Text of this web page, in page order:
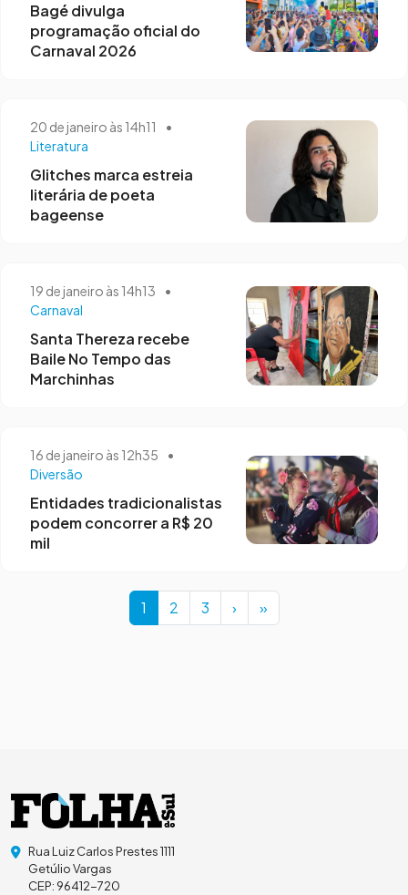
Bagé divulga
programação oficial do
Carnaval 2026
20 de janeiro às 14h11
•
Literatura
Glitches marca estreia
literária de poeta
bageense
19 de janeiro às 14h13
•
Carnaval
Santa Thereza recebe
Baile No Tempo das
Marchinhas
16 de janeiro às 12h35
•
Diversão
Entidades tradicionalistas
podem concorrer a R$ 20
mil
Current Page
1 Page
2 Page
3 › »
Rua Luiz Carlos Prestes 1111
Getúlio Vargas
CEP: 96412-720